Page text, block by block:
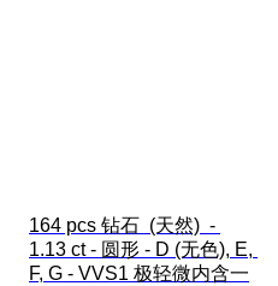
164 pcs 钻石  (天然)  -
1.13 ct - 圆形 - D (无色), E,
F, G - VVS1 极轻微内含一